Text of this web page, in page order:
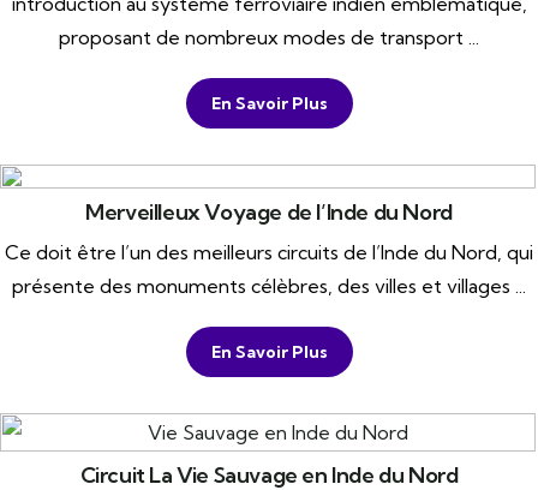
proposant de nombreux modes de transport ...
En Savoir Plus
Merveilleux Voyage de l’Inde du Nord
Ce doit être l’un des meilleurs circuits de l’Inde du Nord, qui
présente des monuments célèbres, des villes et villages ...
En Savoir Plus
Circuit La Vie Sauvage en Inde du Nord